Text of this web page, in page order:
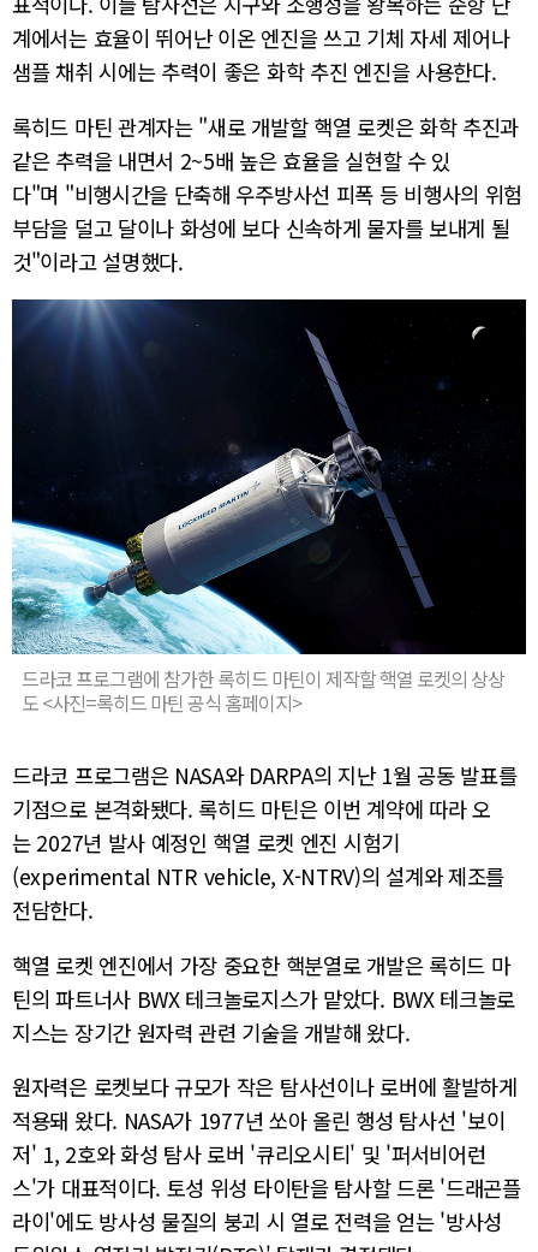
계에서는 효율이 뛰어난 이온 엔진을 쓰고 기체 자세 제어나
샘플 채취 시에는 추력이 좋은 화학 추진 엔진을 사용한다.
록히드 마틴 관계자는 "새로 개발할 핵열 로켓은 화학 추진과
같은 추력을 내면서 2~5배 높은 효율을 실현할 수 있
다"며 "비행시간을 단축해 우주방사선 피폭 등 비행사의 위험
부담을 덜고 달이나 화성에 보다 신속하게 물자를 보내게 될
것"이라고 설명했다.
드라코 프로그램에 참가한 록히드 마틴이 제작할 핵열 로켓의 상상
도 <사진=록히드 마틴 공식 홈페이지>
드라코 프로그램은 NASA와 DARPA의 지난 1월 공동 발표를
기점으로 본격화됐다. 록히드 마틴은 이번 계약에 따라 오
는 2027년 발사 예정인 핵열 로켓 엔진 시험기
(experimental NTR vehicle, X-NTRV)의 설계와 제조를
전담한다.
핵열 로켓 엔진에서 가장 중요한 핵분열로 개발은 록히드 마
틴의 파트너사 BWX 테크놀로지스가 맡았다. BWX 테크놀로
지스는 장기간 원자력 관련 기술을 개발해 왔다.
원자력은 로켓보다 규모가 작은 탐사선이나 로버에 활발하게
적용돼 왔다. NASA가 1977년 쏘아 올린 행성 탐사선 '보이
저' 1, 2호와 화성 탐사 로버 '큐리오시티' 및 '퍼서비어런
스'가 대표적이다. 토성 위성 타이탄을 탐사할 드론 '드래곤플
라이'에도 방사성 물질의 붕괴 시 열로 전력을 얻는 '방사성